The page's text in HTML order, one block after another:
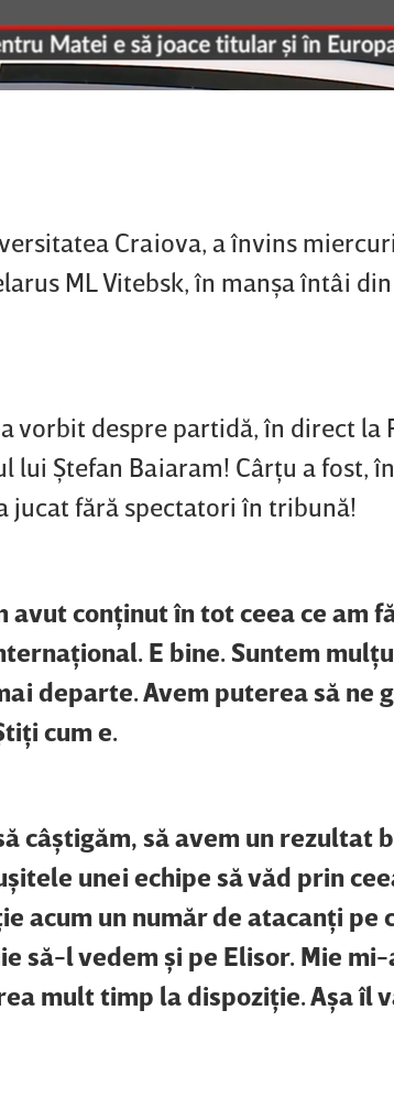
Craiova, a învins
ML Vitebsk, în manşa întâi
vorbit despre partidă, în direct la
lui Ştefan Baiaram! Cârţu a fost,
jucat fără spectatori în tribună!
avut conţinut în tot ceea ce am
E bine. Suntem
departe. Avem puterea să ne
cum e.
câştigăm, să avem un rezultat
unei echipe să văd prin
acum un număr de atacanţi pe
să-l vedem şi pe Elisor. Mie
mult timp la dispoziţie. Aşa îl